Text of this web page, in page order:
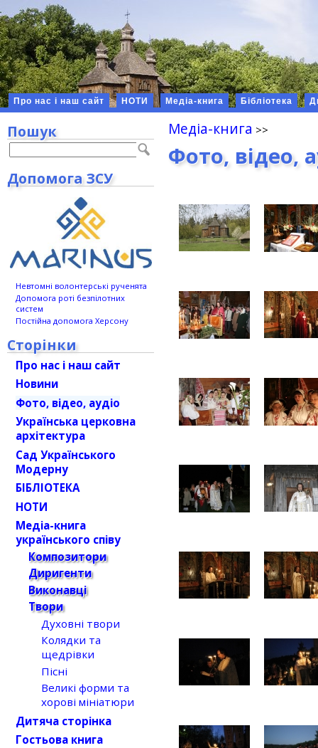
Про нас і наш сайт НОТИ Медіа-книга Бібліотека
Медіа-книга
Фото, відео,
Пошук
Допомога ЗСУ
Невтомні волонтерські рученята
Допомога роті безпілотних
систем
Постійна допомога Херсону
Сторінки
Про нас і наш сайт
Новини
Фото, відео, аудіо
Українська церковна
архітектура
Сад Українського
Модерну
БІБЛІОТЕКА
НОТИ
Медіа-книга
українського співу
Композитори
Диригенти
Виконавці
Твори
Духовні твори
Колядки та
щедрівки
Пісні
Великі форми та
хорові мініатюри
Дитяча сторінка
Гостьова книга